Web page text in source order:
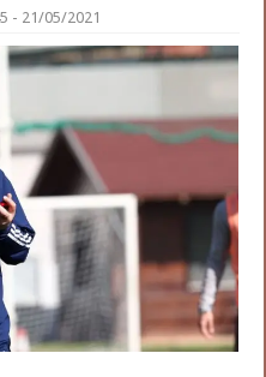
- 21/05/2021